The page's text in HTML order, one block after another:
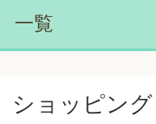
一覧
ショッピン